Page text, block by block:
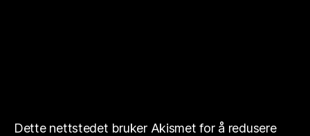
Dette nettstedet bruker Akismet for å redusere